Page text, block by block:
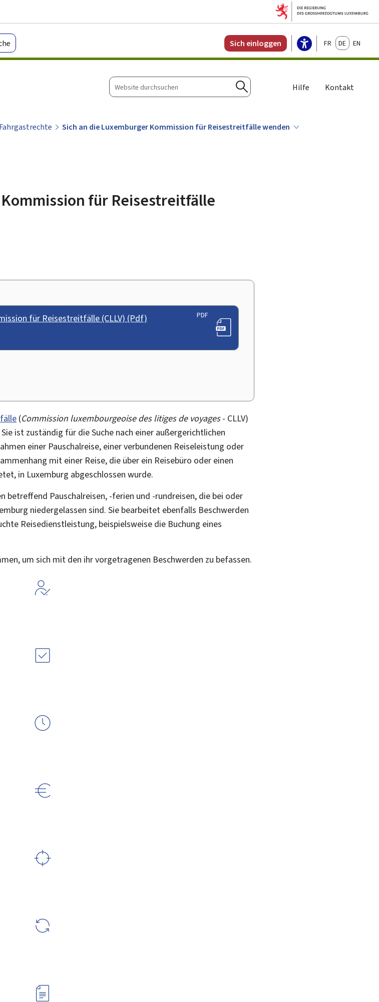
Sich einloggen FrançaisDeutschEnglish
Website
durchsuchen
Suchen
Hilfe Kontakt
Fahrgastrechte
Sich an die Luxemburger Kommission für Reisestreitfälle wenden
für Reisestreitfälle
für Reisestreitfälle (CLLV) (Pdf) PDF
(Commission luxembourgeoise des litiges de voyages- CLLV)
ist zuständig für die Suche nach einer außergerichtlichen
einer Pauschalreise, einer verbundenen Reiseleistung oder
mit einer Reise, die über ein Reisebüro oder einen
in Luxemburg abgeschlossen wurde.
betreffend Pauschalreisen, -ferien und -rundreisen, die bei oder
niedergelassen sind. Sie bearbeitet ebenfalls Beschwerden
Reisedienstleistung, beispielsweise die Buchung eines
um sich mit den ihr vorgetragenen Beschwerden zu befassen.